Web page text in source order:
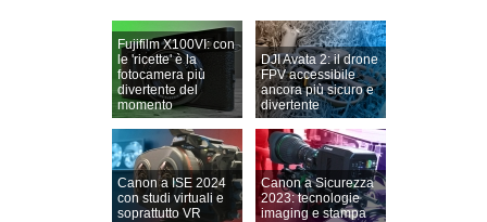
Fujifilm X100VI: con
le 'ricette' è la
fotocamera più
divertente del
momento
DJI Avata 2: il drone
FPV accessibile
ancora più sicuro e
divertente
Canon a ISE 2024
con studi virtuali e
soprattutto VR
Canon a Sicurezza
2023: tecnologie
imaging e stampa